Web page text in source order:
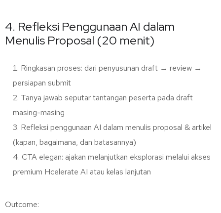
4. Refleksi Penggunaan AI dalam
Menulis Proposal (20 menit)
Ringkasan proses: dari penyusunan draft → review →
persiapan submit
Tanya jawab seputar tantangan peserta pada draft
masing-masing
Refleksi penggunaan AI dalam menulis proposal & artikel
(kapan, bagaimana, dan batasannya)
CTA elegan: ajakan melanjutkan eksplorasi melalui akses
premium Hcelerate AI atau kelas lanjutan
Outcome: